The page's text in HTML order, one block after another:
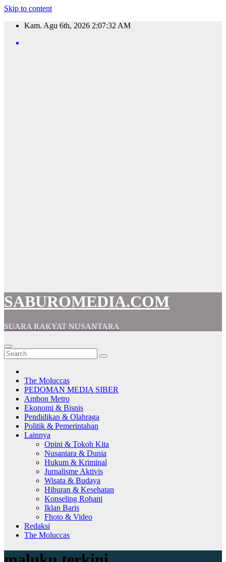
Skip to content
Kam. Agu 6th, 2026 2:07:33 AM
SABUROMEDIA.COM
SUARA RAKYAT NUSANTARA
The Moluccas
PEDOMAN MEDIA SIBER
Ambon Metro
Ekonomi & Bisnis
Pendidikan & Olahraga
Politik & Pemerintahan
Lainnya
Opini & Tokoh Kita
Nusantara & Dunia
Hukum & Kriminal
Jurnalisme Aktivis
Wisata & Budaya
Hiburan & Kesehatan
Konseling Rohani
Iklan Baris
Fhoto & Video
Redaksi
The Moluccas